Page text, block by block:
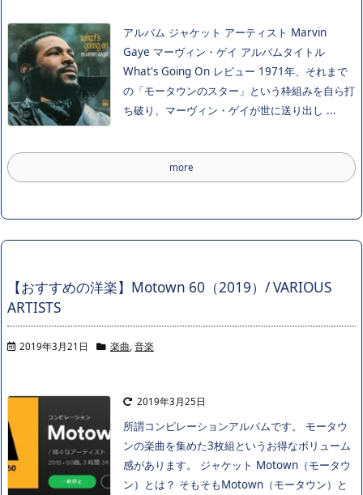
アルバム ジャケット アーティスト Marvin
Gaye マーヴィン・ゲイ アルバムタイトル
What's Going On レビュー 1971年、それまで
の「モータウンのスター」という枠組みを自ら打
ち破り、マーヴィン・ゲイが世に送り出し ...
more
【おすすめの洋楽】Motown 60（2019）/ VARIOUS
ARTISTS
2019年3月21日 楽曲, 音楽
2019年3月25日
所謂コンピレーションアルバムです。 モータウ
ンの楽曲を集めた3枚組というお得なボリューム
感があります。 ジャケット Motown（モータウ
ン）とは？ そもそもMotown（モータウン）と